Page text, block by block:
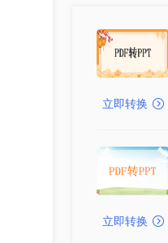
立即转换
立即转换